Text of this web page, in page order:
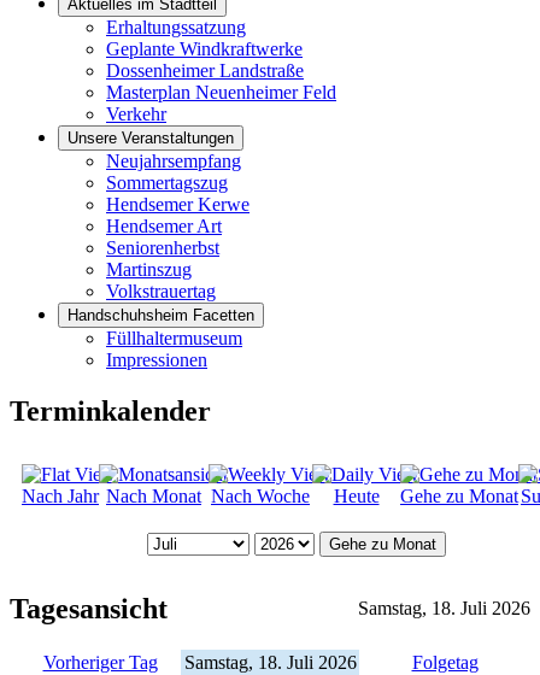
Aktuelles im Stadtteil
Erhaltungssatzung
Geplante Windkraftwerke
Dossenheimer Landstraße
Masterplan Neuenheimer Feld
Verkehr
Unsere Veranstaltungen
Neujahrsempfang
Sommertagszug
Hendsemer Kerwe
Hendsemer Art
Seniorenherbst
Martinszug
Volkstrauertag
Handschuhsheim Facetten
Füllhaltermuseum
Impressionen
Terminkalender
Nach Jahr Nach Monat Nach Woche Heute Gehe zu Monat
Gehe zu Monat
Tagesansicht Samstag, 18. Juli 2026
Vorheriger Tag Samstag, 18. Juli 2026 Folgetag